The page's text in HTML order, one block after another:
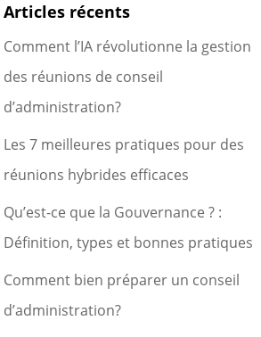
Articles récents
Comment l’IA révolutionne la gestion
des réunions de conseil
d’administration?
Les 7 meilleures pratiques pour des
réunions hybrides efficaces
Qu’est-ce que la Gouvernance ? :
Définition, types et bonnes pratiques
Comment bien préparer un conseil
d’administration?